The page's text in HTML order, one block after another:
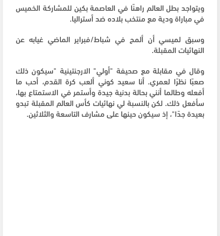
ويتواجد بطل العالم راهنًا في العاصمة بكين للمشاركة الخميس
في مباراة ودية مع منتخب بلاده ضد أستراليا.
وسبق لميسي أن ألمح في شباط/فبراير الماضي غيابه عن
النهائيات المقبلة.
وقال في مقابلة مع صحيفة "أولي" الارجنتينية "سيكون ذلك
صعبًا نظرًا لعمري. أنا سعيد كوني ألعب كرة القدم، أحب ما
أفعله وطالما أنني بحالة بدنية جيدة وأستمر في الاستمتاع بها،
سأفعل ذلك. لكن بالنسبة لي نهائيات كأس العالم المقبلة تبدو
بعيدة جدًا"، إذ سيكون حينها على مشارف التاسعة والثلاثين.